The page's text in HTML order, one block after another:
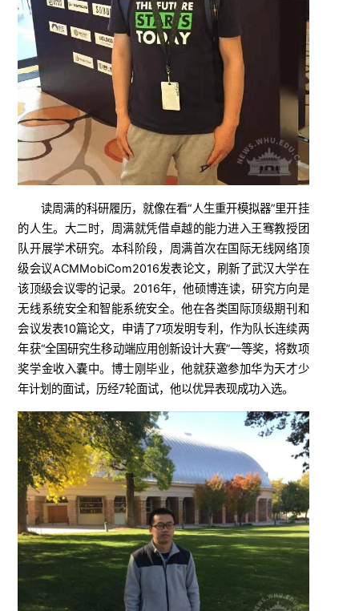
读周满的科研履历，就像在看“人生重开模拟器”里开挂
的人生。大二时，周满就凭借卓越的能力进入王骞教授团
队开展学术研究。本科阶段，周满首次在国际无线网络顶
级会议ACMMobiCom2016发表论文，刷新了武汉大学在
该顶级会议零的记录。2016年，他硕博连读，研究方向是
无线系统安全和智能系统安全。他在各类国际顶级期刊和
会议发表10篇论文，申请了7项发明专利，作为队长连续两
年获“全国研究生移动端应用创新设计大赛”一等奖，将数项
奖学金收入囊中。博士刚毕业，他就获邀参加华为天才少
年计划的面试，历经7轮面试，他以优异表现成功入选。